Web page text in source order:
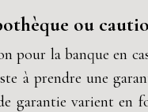
ou
pour la banque en
à prendre une
garantie varient en